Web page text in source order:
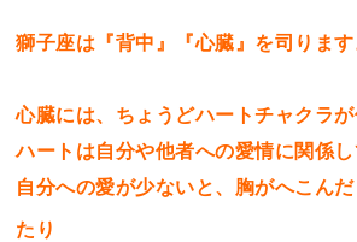
獅子座は『背中』『心臓』を司ります
心臓には、ちょうどハートチャクラが
ハートは自分や他者への愛情に関係し
自分への愛が少ないと、胸がへこん
たり